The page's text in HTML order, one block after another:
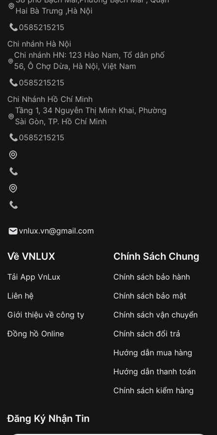
Hotline: 0585 215 215
Từ khóa SEO:
Khách hàng kiểm tra và thanh toán trực tiếp
Từ khóa SEO:
sản phẩm đặc biệt
hàng
Số tiền còn lại thanh toán khi nhận hàng hoặc
✔️ Đảm bảo xử lý đơn hàng nhanh chóng
✔️ Hạn chế tình trạng hủy đơn không mong
Từ khóa SEO:
Tự ý sửa chữa
thống VNLUX
Đảm bảo quyền lợi khách hàng
Đồng hành cùng khách hàng trong suốt quá
trình sử dụng
Hai Bà Trưng ,Hà Nội
0585215215
Chi nhánh Hà Nội
Chi nhánh HN: 123 Hào Nam, Tổ dân phố
56, Ô Chợ Dừa, Hà Nội, Việt Nam
0585215215
Chi Nhánh Hồ Chí Minh
Tầng 1, 34 Nguyễn Thị Minh Khai, Phường
Sài Gòn, TP. Hồ Chí Minh
0585215215
vnlux.vn@gmail.com
Về VNLUX
Tải App VnLux
Liên hệ
Giới thiệu về công ty
Đồng hồ Online
Chính Sách Chung
Chính sách bảo hành
Chính sách bảo mật
Chính sách vận chuyển
Chính sách đổi trả
Hướng dẫn mua hàng
Hướng dẫn thanh toán
Chính sách kiểm hàng
Đăng Ký Nhận Tin